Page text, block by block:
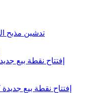
تدشين مذبح
إفتتاح نقطة بيع
إفتتاح نقطة بيع